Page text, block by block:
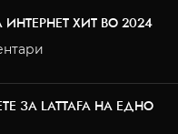
ХИТ ВО 2024
ЗА LATTAFA НА ЕДНО